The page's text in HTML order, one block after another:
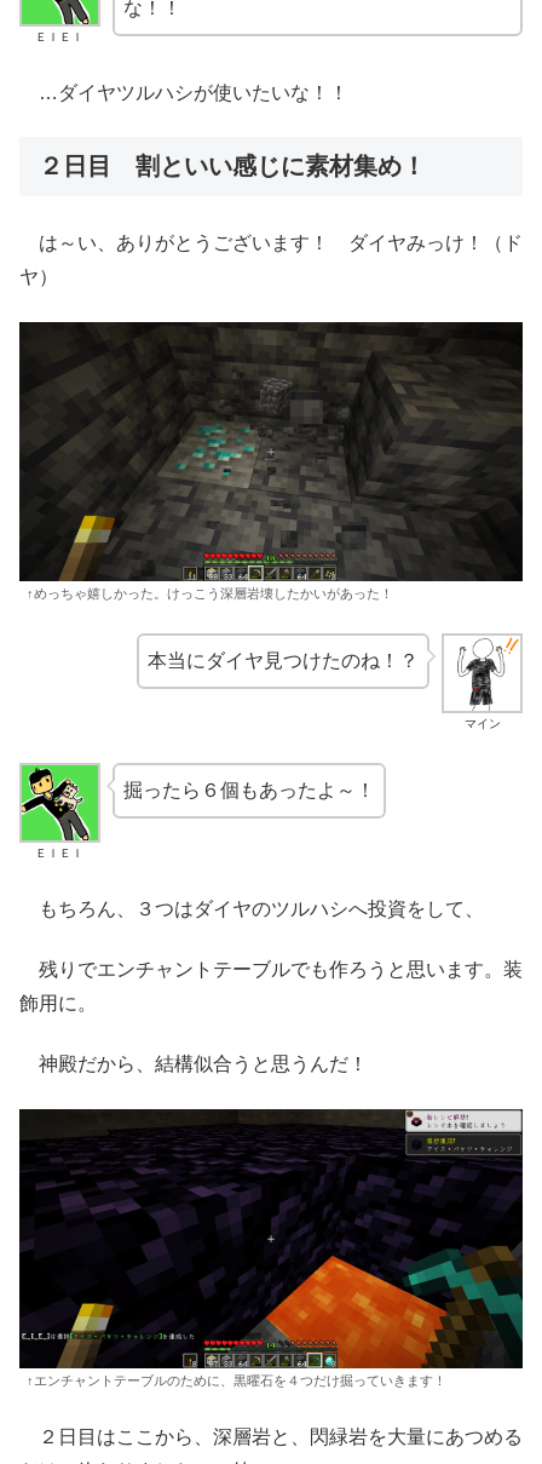
ＥＩＥＩ
な！！
…ダイヤツルハシが使いたいな！！
２日目 割といい感じに素材集め！
は～い、ありがとうございます！ ダイヤみっけ！（ド
ヤ）
↑めっちゃ嬉しかった。けっこう深層岩壊したかいがあった！
マイン
本当にダイヤ見つけたのね！？
ＥＩＥＩ
掘ったら６個もあったよ～！
もちろん、３つはダイヤのツルハシへ投資をして、
残りでエンチャントテーブルでも作ろうと思います。装
飾用に。
神殿だから、結構似合うと思うんだ！
↑エンチャントテーブルのために、黒曜石を４つだけ掘っていきます！
２日目はここから、深層岩と、閃緑岩を大量にあつめる